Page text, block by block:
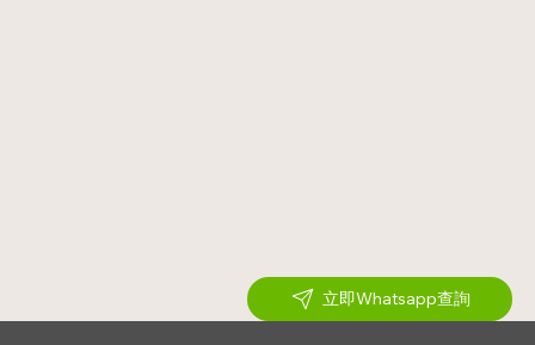
立即Whatsapp查詢